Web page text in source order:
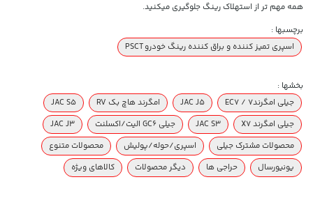
همه مهم تر از استهلاک رینگ جلوگیری میکنید.
برچسبها :
اسپری تمیز کننده و براق کننده رینگ خودرو PSCT
بخشها :
جیلی امگرند۷ / EC7
JAC J5 امگرند هاچ بک RV
JAC S5
جیلی امگرند X7
JAC S3 جیلی GC6 الیت/اکسلنت
JAC J3
محصولات مشترک جیلی
اسپری/حوله/پولیش
محصولات متنوع
یونیورسال
حراجی ها دیگر محصولات کالاهای ویژه